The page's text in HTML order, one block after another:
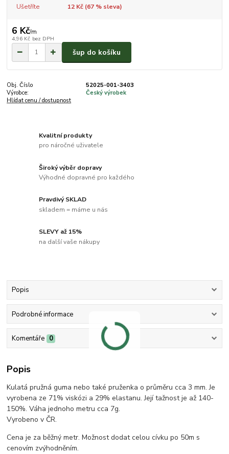
Ušetříte 12 Kč (67% sleva)
6 Kč/m
4,96 Kč bez DPH
šup do košíku
Obj. Číslo
52025-001-3403
Výrobce:
Český výrobek
Hlídat cenu / dostupnost
Kvalitní produkty
pro náročné uživatele
Široký výběr dopravy
Výhodné dopravné pro každého
Pravdivý SKLAD
skladem = máme u nás
SLEVY až 15%
na další vaše nákupy
Popis
Podrobné informace
Komentáře 0
Popis
Kulatá pružná guma nebo také pruženka o průměru cca 3 mm. Je
vyrobena ze 71% viskózi a 29% elastanu. Její tažnost je až 140-
150%. Váha jednoho metru cca 7g.
Vyrobeno v ČR.
Cena je za běžný metr. Možnost dodat celou cívku po 50m s
cenovím zvýhodněním.